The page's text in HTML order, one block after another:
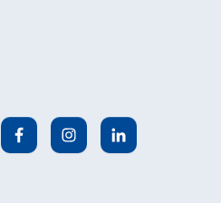
FacebookInstagramLinkedin